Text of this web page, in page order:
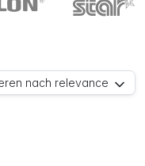
nach relevance